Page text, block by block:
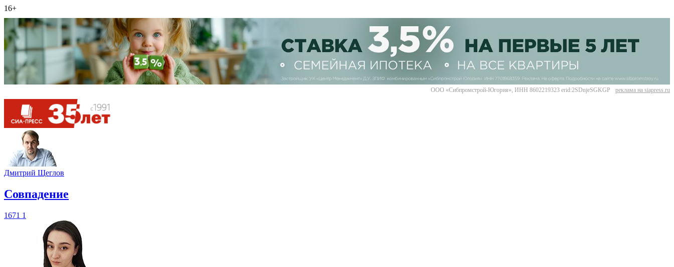
16+
ООО «Сибпромстрой-Югория», ИНН 8602219323 erid:2SDnjeSGKGP реклама на siapress.ru
Дмитрий Щеглов
​Совпадение
1671 1